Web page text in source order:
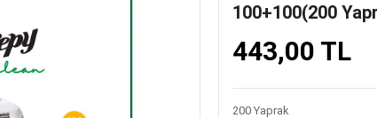
100+100(200
443,00 TL
200 Yaprak